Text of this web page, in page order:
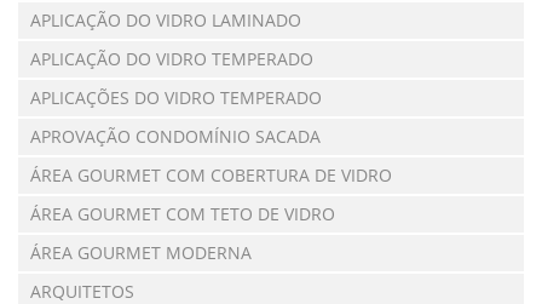
APLICAÇÃO DO VIDRO LAMINADO
APLICAÇÃO DO VIDRO TEMPERADO
APLICAÇÕES DO VIDRO TEMPERADO
APROVAÇÃO CONDOMÍNIO SACADA
ÁREA GOURMET COM COBERTURA DE VIDRO
ÁREA GOURMET COM TETO DE VIDRO
ÁREA GOURMET MODERNA
ARQUITETOS